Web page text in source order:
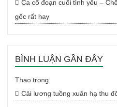
Ca cổ đoạn cuối tình yêu –
gốc rất hay
BÌNH LUẬN GẦN ĐÂY
Thao trong
Cải lương tuồng xuân hạ thu